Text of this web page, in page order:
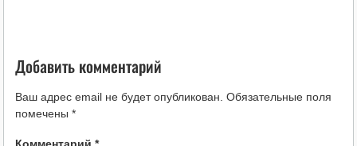
Добавить комментарий
Ваш адрес email не будет опубликован. Обязательные поля
помечены *